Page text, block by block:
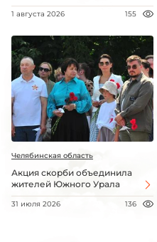
1 августа 2026 155
Челябинская область
Акция скорби объединила
жителей Южного Урала
31 июля 2026 136